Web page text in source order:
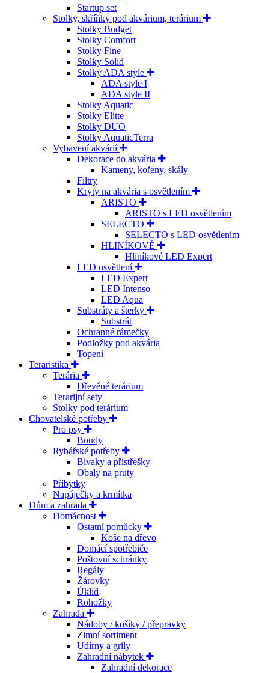
Startup set
Stolky, skříňky pod akvárium, terárium
Stolky Budget
Stolky Comfort
Stolky Fine
Stolky Solid
Stolky ADA style
ADA style I
ADA style II
Stolky Aquatic
Stolky Elitte
Stolky DUO
Stolky AquaticTerra
Vybavení akvárií
Dekorace do akvária
Kameny, kořeny, skály
Filtry
Kryty na akvária s osvětlením
ARISTO
ARISTO s LED osvětlením
SELECTO
SELECTO s LED osvětlením
HLINÍKOVÉ
Hliníkové LED Expert
LED osvětlení
LED Expert
LED Intenso
LED Aqua
Substráty a šterky
Substrát
Ochranné rámečky
Podložky pod akvária
Topení
Teraristika
Terária
Dřevěné terárium
Terarijní sety
Stolky pod terárium
Chovatelské potřeby
Pro psy
Boudy
Rybářské potřeby
Bivaky a přístřešky
Obaly na pruty
Příbytky
Napáječky a krmítka
Dům a zahrada
Domácnost
Ostatní pomůcky
Koše na dřevo
Domácí spotřebiče
Poštovní schránky
Regály
Žárovky
Úklid
Rohožky
Zahrada
Nádoby / košíky / přepravky
Zimní sortiment
Udírny a grily
Zahradní nábytek
Zahradní dekorace